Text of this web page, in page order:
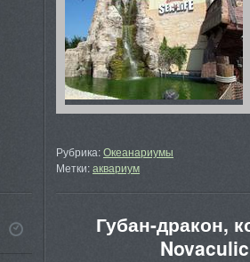
Рубрика:Океанариумы
Метки:аквариум
Губан-дракон,